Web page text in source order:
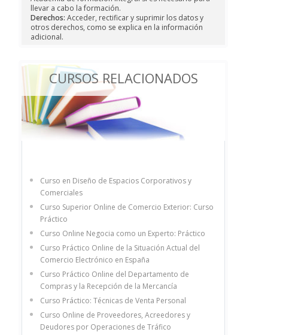
llevar a cabo la formación.
Derechos: Acceder, rectificar y suprimir los datos y
otros derechos, como se explica en la información
adicional.
CURSOS RELACIONADOS
Curso en Diseño de Espacios Corporativos y
Comerciales
Curso Superior Online de Comercio Exterior: Curso
Práctico
Curso Online Negocia como un Experto: Práctico
Curso Práctico Online de la Situación Actual del
Comercio Electrónico en España
Curso Práctico Online del Departamento de
Compras y la Recepción de la Mercancía
Curso Práctico: Técnicas de Venta Personal
Curso Online de Proveedores, Acreedores y
Deudores por Operaciones de Tráfico